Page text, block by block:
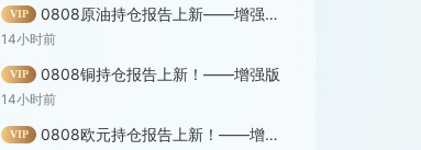
VIP 0808原油持仓报告上新——增强版！
14小时前
VIP 0808铜持仓报告上新！——增强版
14小时前
VIP 0808欧元持仓报告上新！——增强版